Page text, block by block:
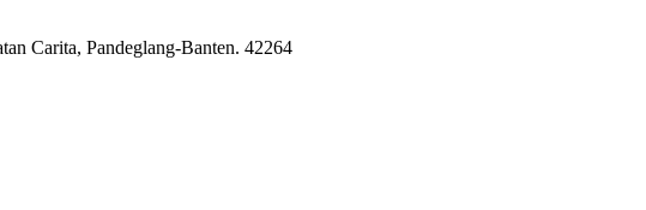
Carita, Pandeglang-Banten. 42264